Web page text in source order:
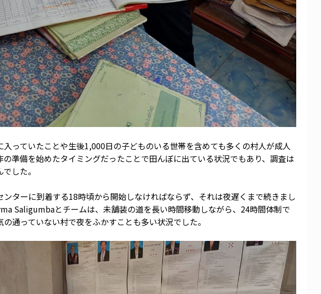
っていたことや生後1,000日の子どものいる世帯を含めても多くの村人が成人
準備を始めたタイミングだったことで田んぼに出ている状況でもあり、調査は
した。
ターに到着する18時頃から開始しなければならず、それは夜遅くまで続きまし
Saligumbaとチームは、未舗装の道を長い時間移動しながら、24時間体制で
通っていない村で夜をふかすことも多い状況でした。